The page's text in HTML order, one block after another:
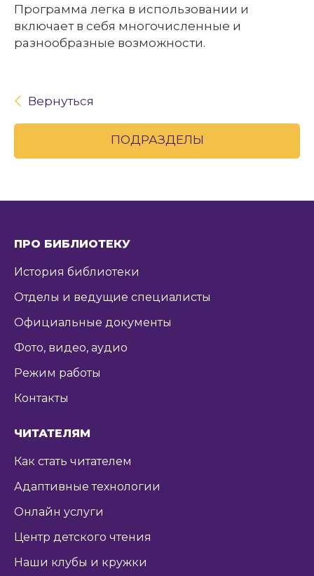
Программа легка в использовании и
включает в себя многочисленные и
разнообразные возможности.
Вернуться
ПОДРАЗДЕЛЫ
ПРО БИБЛИОТЕКУ
История библиотеки
Отделы и ведущие специалисты
Официальные документы
Фото, видео, аудио
Режим работы
Контакты
ЧИТАТЕЛЯМ
Как стать читателем
Адаптивные технологии
Онлайн услуги
Центр детского чтения
Наши клубы и кружки